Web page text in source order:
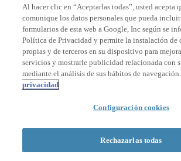
Miembro de
Acreditaciones
© 2026 La Salle Campus Barcelona - URL |
Formulario de búsqueda
Al hacer clic en “Aceptarlas todas”, usted acepta
comunique los datos personales que pueda
formularios de esta web a Google, Inc según se
Política de Privacidad y permite la instalación de
propias y de terceros en su dispositivo para
servicios y mostrarle publicidad relacionada con
mediante el análisis de sus hábitos de navegación.
privacidad
Configuración cookies
Rechazarlas todas